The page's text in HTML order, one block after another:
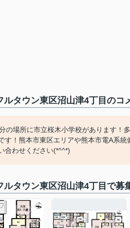
ルタウン東区沼山津4丁目のコ
の場所に市立桜木小学校があります！
す！熊本市東区エリアや熊本市電A系
合わせください(*^^*)
ルタウン東区沼山津4丁目で募